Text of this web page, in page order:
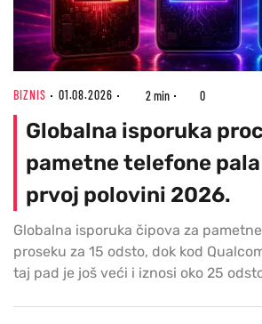
BIZNIS 01.08.2026 2 min 0
Globalna isporuka
pametne telefone
prvoj polovini 2026.
Globalna isporuka čipova za
proseku za 15 odsto, dok kod
taj pad je još veći i iznosi oko 25